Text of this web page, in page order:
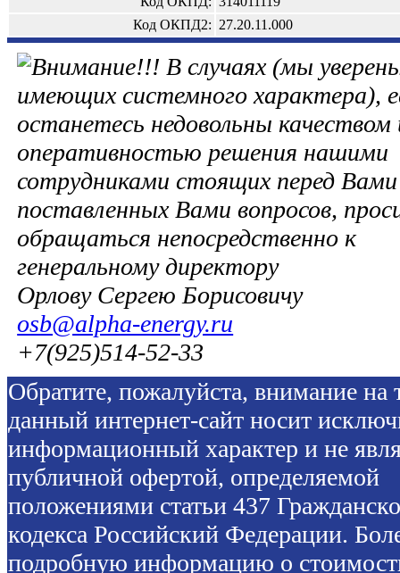
Код ОКПД2: 27.20.11.000
В случаях (мы
имеющих системного характера),
останетесь недовольны качеством
оперативностью решения нашими
сотрудниками стоящих перед Вами
поставленных Вами вопросов,
обращаться непосредственно к
генеральному директору
Орлову Сергею Борисовичу
osb@alpha-energy.ru
+7(925)514-52-33
Обратите, пожалуйста, внимание на
данный интернет-сайт носит
информационный характер и не
публичной офертой, определяемой
положениями статьи 437
кодекса Российский Федерации.
подробную информацию о